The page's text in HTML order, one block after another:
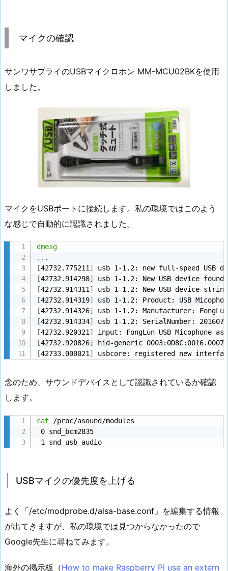
マイクの確認
サンワサプライのUSBマイクロホン MM-MCU02BKを使用
しました。
マイクをUSBポートに接続します。私の環境ではこのよう
な感じで自動的に認識されました。
dmesg
..
[42732.775211]
[42732.914298]
usb 1-1.2: New USB device
[42732.914311]
usb 1-1.2: New USB device
[42732.914319]
[42732.914326]
[42732.914334]
[42732.920321]
[42732.920826]
hid-generic
[42733.000021] usbcore: registered new
念のため、サウンドデバイスとして認識されているか確認
します。
cat /proc/asound/modules
0 snd_bcm2835
1 snd_usb_audio
USBマイクの優先度を上げる
よく「/etc/modprobe.d/alsa-base.conf」を編集する情報
が出てきますが、私の環境では見つからなかったので
Google先生に尋ねてみます。
海外の掲示板（How to make Raspberry Pi use an extern